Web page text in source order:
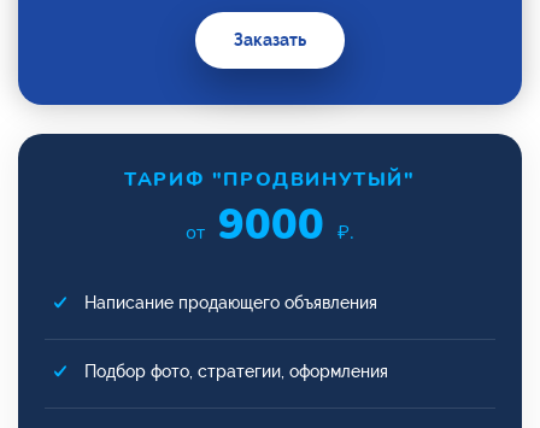
Заказать
ТАРИФ "ПРОДВИНУТЫЙ"
от 9000 ₽.
Написание продающего объявления
Подбор фото, стратегии, оформления